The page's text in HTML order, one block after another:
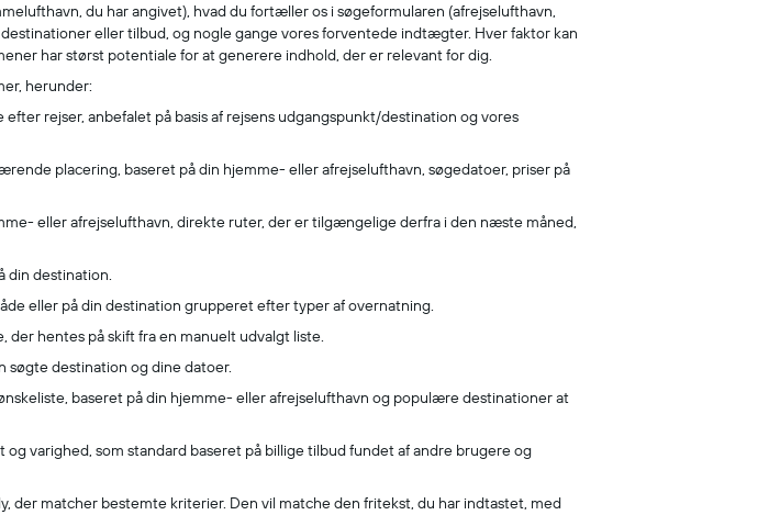
du har angivet), hvad du fortæller os i søgeformularen (afrejselufthavn,
eller tilbud, og nogle gange vores forventede indtægter. Hver faktor kan
har størst potentiale for at generere indhold, der er relevant for dig.
herunder:
rejser, anbefalet på basis af rejsens udgangspunkt/destination og vores
placering, baseret på din hjemme- eller afrejselufthavn, søgedatoer, priser på
eller afrejselufthavn, direkte ruter, der er tilgængelige derfra i den næste måned,
din destination.
eller på din destination grupperet efter typer af overnatning.
der hentes på skift fra en manuelt udvalgt liste.
søgte destination og dine datoer.
baseret på din hjemme- eller afrejselufthavn og populære destinationer at
varighed, som standard baseret på billige tilbud fundet af andre brugere og
der matcher bestemte kriterier. Den vil matche den fritekst, du har indtastet, med